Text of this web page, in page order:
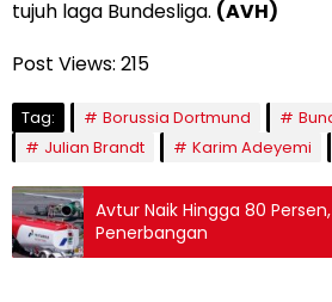
tujuh laga Bundesliga. (AVH)
Post Views: 215
Tag: Borussia Dortmund
Julian Brandt
Karim Adeyemi
Avtur Naik Hingga 80
Penerbangan